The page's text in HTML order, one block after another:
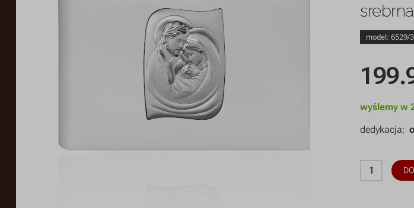
model:6529/
wyślemy w
dedykacja: